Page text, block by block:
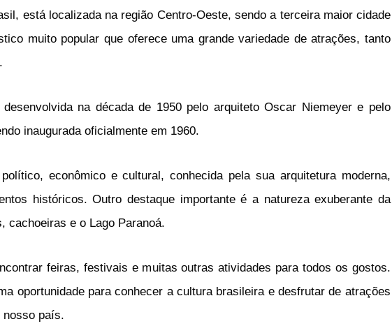
il , está localizada na região Centro-Oeste, sendo a terceira maior cidade
muito popular que oferece uma grandevariedade deatrações, tanto
.
na década de 1950 pelo arquiteto Oscar Niemeyer e pelo
inaugurada oficialmente em 1960.
econômico e cultural, conhecida pela sua arquitetura moderna,
históricos. Outro destaque importanteé anaturezaexuberante da
, cachoeiras e o Lago Paranoá.
ontrarfeiras, festivais emuitas outras atividades paratodos os gostos.
oportunidadeparaconhecer aculturabrasileiraedesfrutar de atrações
nosso país.